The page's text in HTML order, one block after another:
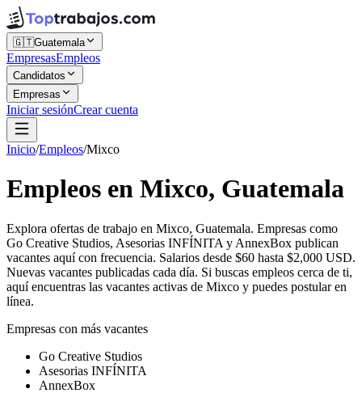
🇬🇹Guatemala
EmpresasEmpleos
Candidatos
Empresas
Iniciar sesiónCrear cuenta
Inicio/Empleos/Mixco
Empleos en Mixco, Guatemala
Explora ofertas de trabajo en Mixco, Guatemala. Empresas como
Go Creative Studios, Asesorias INFÍNITA y AnnexBox publican
vacantes aquí con frecuencia. Salarios desde $60 hasta $2,000 USD.
Nuevas vacantes publicadas cada día. Si buscas empleos cerca de ti,
aquí encuentras las vacantes activas de Mixco y puedes postular en
línea.
Empresas con más vacantes
Go Creative Studios
Asesorias INFÍNITA
AnnexBox